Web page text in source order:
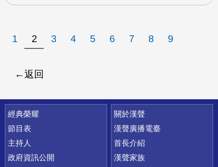
1 2 3 4 5 6 7 8 9
返回
快速連結
經典榮耀
節目表
主持人
政府資訊公開
關於漢聲
漢聲廣播電臺
首長介紹
漢聲家族